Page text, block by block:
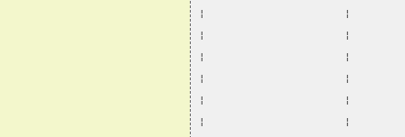
¦                      ¦
¦                      ¦
¦                      ¦
¦                      ¦           ¦
¦                      ¦
¦                      ¦